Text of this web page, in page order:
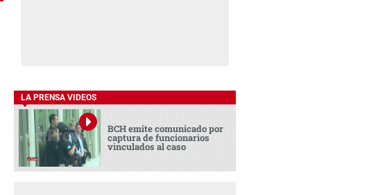
LA PRENSA VIDEOS
BCH emite comunicado por
captura de funcionarios
vinculados al caso